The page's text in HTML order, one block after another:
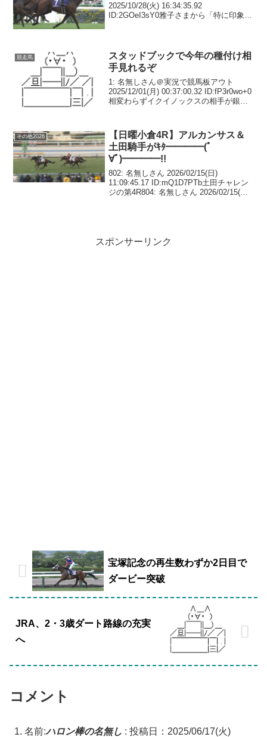
2025/10/28(火) 16:34:35.92
ID:2GOeI3sY0雅子さまから「特に印象に
競走馬
スタッドブックで今年の種付け相
手見れるぞ
1: 名無しさん＠実況で競馬板アウト
2025/12/01(月) 00:37:00.32 ID:fP3r0wo+0
相変わらずイクイノックスの相手が銀河
その他2026
【日曜小倉4R】アルカンサス＆
土田騎手がｷﾀ━━━━(ﾟ
∀ﾟ)━━━━!!
802: 名無しさん 2026/02/15(日)
11:09:45.17 ID:mQ1D7PTb土田チャレン
ジの第4R804: 名無しさん 2026/02/15(日)
スポンサーリンク
宝塚記念の再生数わずか2日目で
ダービー突破
JRA、2・3歳ダート路線の充実
へ
コメント
名前:ハロン棒の名無し : 投稿日：2025/06/17(火)